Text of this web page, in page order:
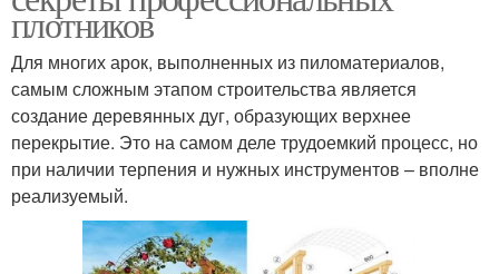
плотников
Для многих арок, выполненных из пиломатериалов,
самым сложным этапом строительства является
создание деревянных дуг, образующих верхнее
перекрытие. Это на самом деле трудоемкий процесс, но
при наличии терпения и нужных инструментов – вполне
реализуемый.